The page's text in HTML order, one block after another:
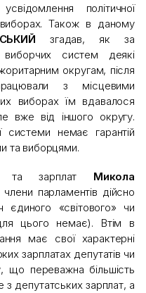
політичної
виборах. Також в даному
згадав, як за
виборчих систем деякі
округам, після
з місцевими
виборах їм вдавалося
вже від іншого округу.
системи немає гарантій
та виборцями.
та зарплат Микола
члени парламентів дійсно
єдиного «світового» чи
цього немає). Втім в
має свої характерні
зарплатах депутатів чи
що переважна більшість
з депутатських зарплат, а